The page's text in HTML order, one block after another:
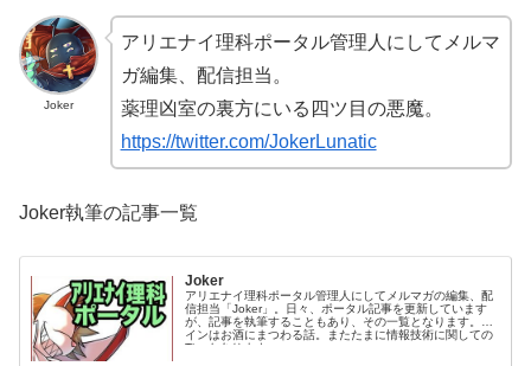
Joker
アリエナイ理科ポータル管理人にしてメルマ
ガ編集、配信担当。
薬理凶室の裏方にいる四ツ目の悪魔。
https://twitter.com/JokerLunatic
Joker執筆の記事一覧
Joker
アリエナイ理科ポータル管理人にしてメルマガの編集、配
信担当「Joker」。日々、ポータル記事を更新しています
が、記事を執筆することもあり、その一覧となります。メ
インはお酒にまつわる話。またたまに情報技術に関しての
Tipsもあります。